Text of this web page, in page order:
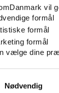
vil
formål
formål
formål
vælge dine
Nødvendig
her samlet en